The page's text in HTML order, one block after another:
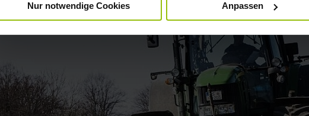
Informationen zur Datenverarbeitung mittels Cookies finden Sie in unserer
Nur notwendige Cookies Anpassen